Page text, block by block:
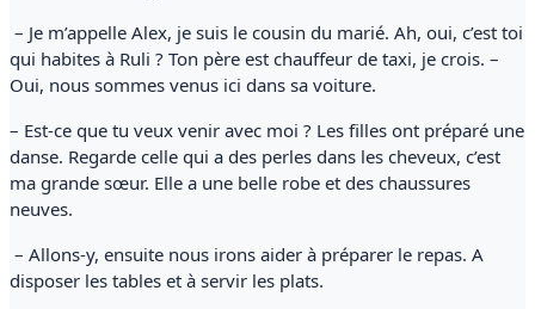
– Je m’appelle Alex, je suis le cousin du marié. Ah, oui, c’est toi
qui habites à Ruli ? Ton père est chauffeur de taxi, je crois. –
Oui, nous sommes venus ici dans sa voiture.
– Est-ce que tu veux venir avec moi ? Les filles ont préparé une
danse. Regarde celle qui a des perles dans les cheveux, c’est
ma grande sœur. Elle a une belle robe et des chaussures
neuves.
– Allons-y, ensuite nous irons aider à préparer le repas. A
disposer les tables et à servir les plats.